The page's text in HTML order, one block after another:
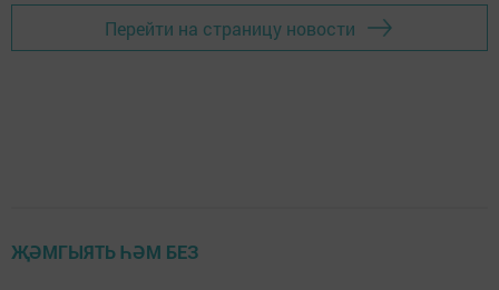
Перейти на страницу новости
ҖӘМГЫЯТЬ ҺӘМ БЕЗ